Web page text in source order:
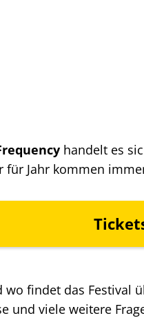
handelt es
für Jahr kommen
wo findet das Festival
und viele weitere